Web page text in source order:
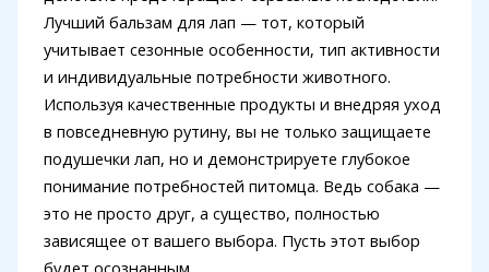
Лучший бальзам для лап — тот, который
учитывает сезонные особенности, тип активности
и индивидуальные потребности животного.
Используя качественные продукты и внедряя уход
в повседневную рутину, вы не только защищаете
подушечки лап, но и демонстрируете глубокое
понимание потребностей питомца. Ведь собака —
это не просто друг, а существо, полностью
зависящее от вашего выбора. Пусть этот выбор
будет осознанным.